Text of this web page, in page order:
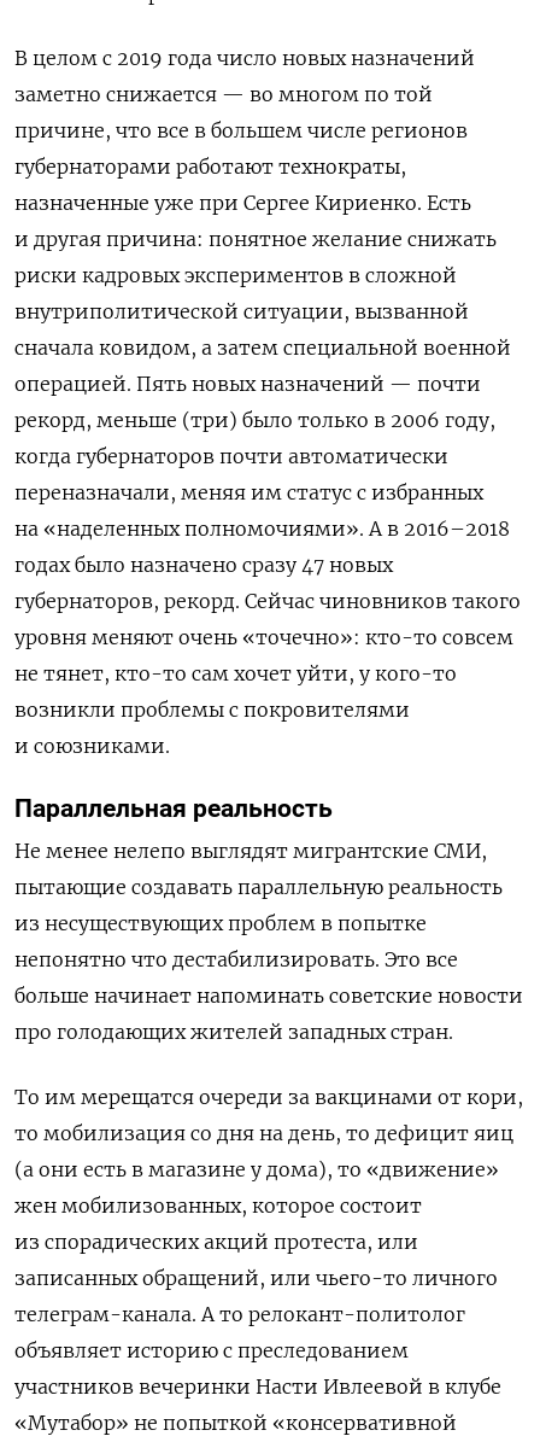
В целом с 2019 года число новых назначений
заметно снижается — во многом по той
причине, что все в большем числе регионов
губернаторами работают технократы,
назначенные уже при Сергее Кириенко. Есть
и другая причина: понятное желание снижать
риски кадровых экспериментов в сложной
внутриполитической ситуации, вызванной
сначала ковидом, а затем специальной военной
операцией. Пять новых назначений — почти
рекорд, меньше (три) было только в 2006 году,
когда губернаторов почти автоматически
переназначали, меняя им статус с избранных
на «наделенных полномочиями». А в 2016–2018
годах было назначено сразу 47 новых
губернаторов, рекорд. Сейчас чиновников такого
уровня меняют очень «точечно»: кто-то совсем
не тянет, кто-то сам хочет уйти, у кого-то
возникли проблемы с покровителями
и союзниками.
Параллельная реальность
Не менее нелепо выглядят мигрантские СМИ,
пытающие создавать параллельную реальность
из несуществующих проблем в попытке
непонятно что дестабилизировать. Это все
больше начинает напоминать советские новости
про голодающих жителей западных стран.
То им мерещатся очереди за вакцинами от кори,
то мобилизация со дня на день, то дефицит яиц
(а они есть в магазине у дома), то «движение»
жен мобилизованных, которое состоит
из спорадических акций протеста, или
записанных обращений, или чьего-то личного
телеграм-канала. А то релокант-политолог
объявляет историю с преследованием
участников вечеринки Насти Ивлеевой в клубе
«Мутабор» не попыткой «консервативной